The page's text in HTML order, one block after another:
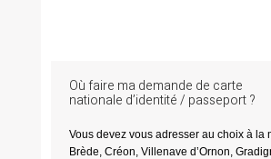
Où faire ma demande de carte
nationale d’identité / passeport ?
Vous devez vous adresser au choix à la
Brède, Créon, Villenave d’Ornon,